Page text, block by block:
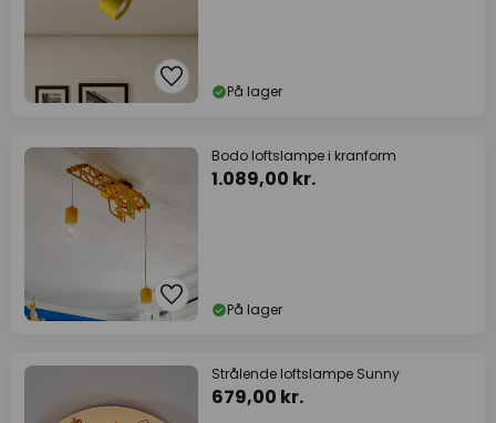
På lager
Bodo loftslampe i kranform
1.089,00 kr.
På lager
Strålende loftslampe Sunny
679,00 kr.